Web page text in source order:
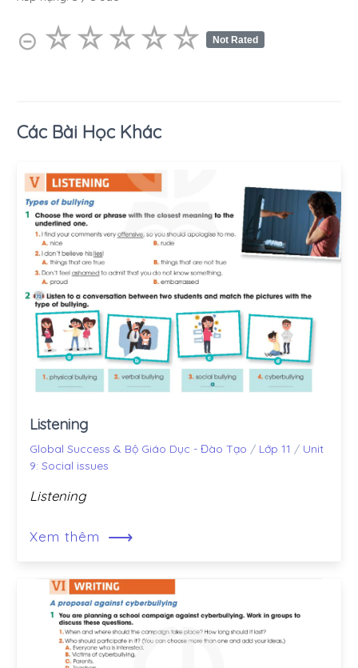
⊝ ☆☆☆☆☆
★★★★★ Not Rated
Các Bài Học Khác
Listening
Global Success & Bộ Giáo Dục - Đào Tạo / Lớp 11 / Unit
9: Social issues
Listening
Xem thêm ⟶